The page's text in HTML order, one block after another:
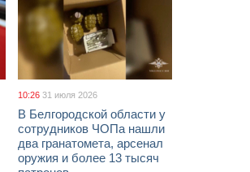
10:26 31 июля 2026
В Белгородской области у
сотрудников ЧОПа нашли
два гранатомета, арсенал
оружия и более 13 тысяч